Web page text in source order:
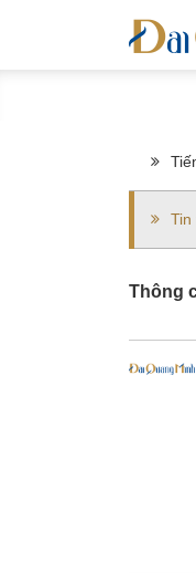
Tin
Thông